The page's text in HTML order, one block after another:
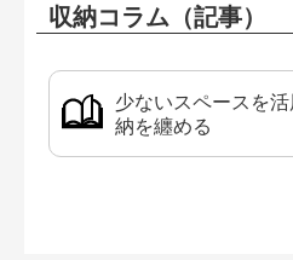
収納コラム（記事）
少ないスペースを
納を纏める